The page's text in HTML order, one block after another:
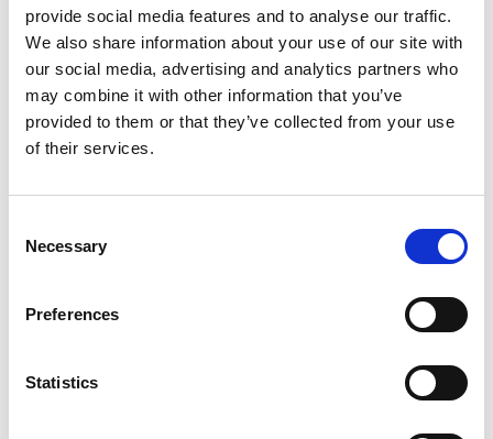
provide social media features and to analyse our traffic.
We also share information about your use of our site with
our social media, advertising and analytics partners who
may combine it with other information that you’ve
provided to them or that they’ve collected from your use
of their services.
Selection
Necessary
Preferences
Statistics